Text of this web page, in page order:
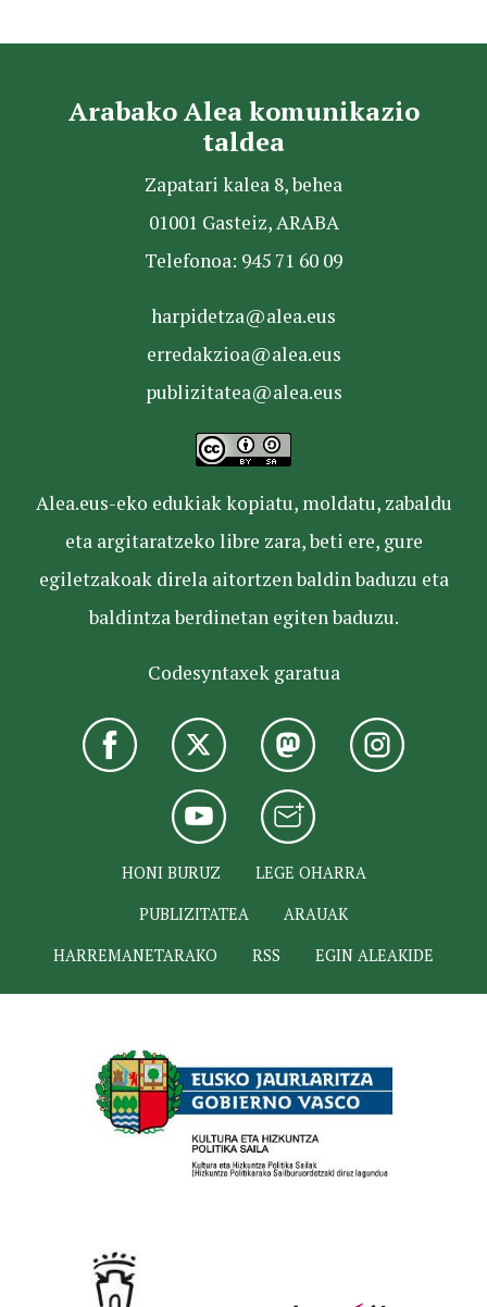
Arabako Alea komunikazio
taldea
Zapatari kalea 8, behea
01001 Gasteiz, ARABA
Telefonoa: 945 71 60 09
harpidetza@alea.eus
erredakzioa@alea.eus
publizitatea@alea.eus
Alea.eus-eko edukiak kopiatu, moldatu, zabaldu
eta argitaratzeko libre zara, beti ere, gure
egiletzakoak direla aitortzen baldin baduzu eta
baldintza berdinetan egiten baduzu.
Codesyntaxek garatua
HONI BURUZ
LEGE OHARRA
PUBLIZITATEA
ARAUAK
HARREMANETARAKO
RSS EGIN ALEAKIDE